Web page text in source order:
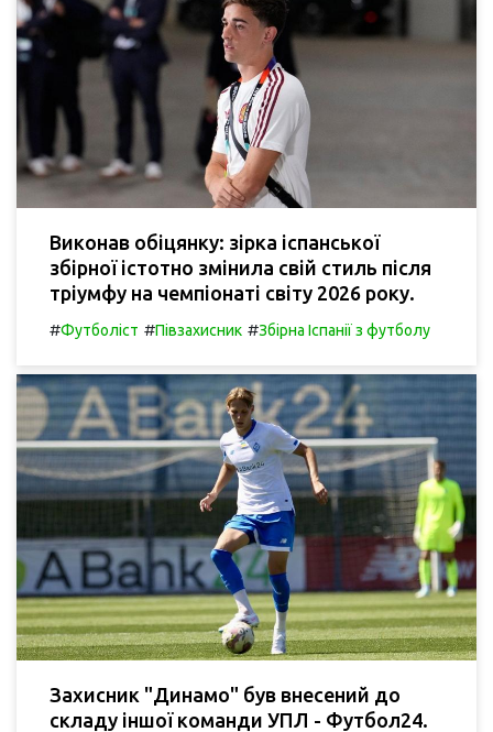
Виконав обіцянку: зірка іспанської
збірної істотно змінила свій стиль після
тріумфу на чемпіонаті світу 2026 року.
#Футболіст #Півзахисник #Збірна Іспанії з футболу
Захисник "Динамо" був внесений до
складу іншої команди УПЛ - Футбол24.